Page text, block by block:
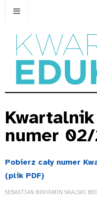
numer
Pobierz cały numer
(plik PDF)
SEBASTIAN BINYAMIN SKALSKI